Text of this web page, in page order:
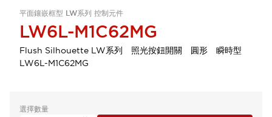
平面鑲嵌框型 LW系列 控制元件
LW6L-M1C62MG
Flush Silhouette LW系列 照光按鈕開關 圓形 瞬時型
LW6L-M1C62MG
選擇數量